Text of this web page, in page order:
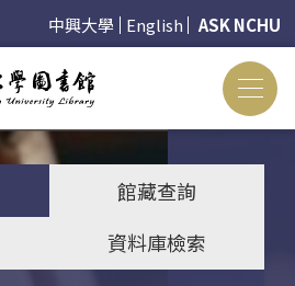
中興大學 English ASK NCHU
館藏查詢
資料庫檢索